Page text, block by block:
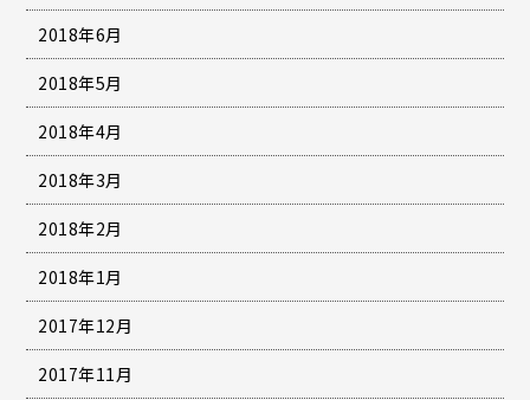
2018年6月
2018年5月
2018年4月
2018年3月
2018年2月
2018年1月
2017年12月
2017年11月